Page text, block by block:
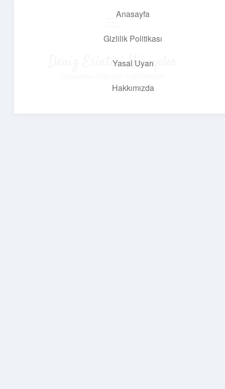
Anasayfa
Gizlilik Politikası
Yasal Uyarı
Hakkımızda
Deniz Esintisi Hikayeler